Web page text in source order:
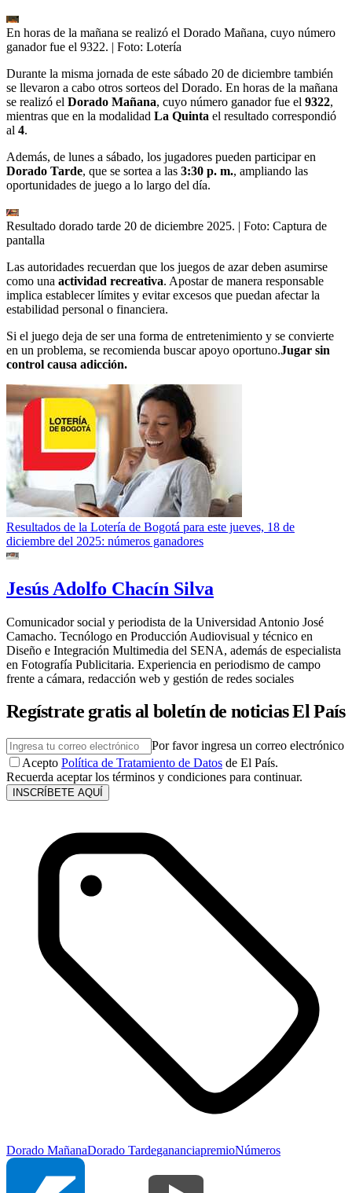
En horas de la mañana se realizó el Dorado Mañana, cuyo número
ganador fue el 9322. | Foto: Lotería
Durante la misma jornada de este sábado 20 de diciembre también
se llevaron a cabo otros sorteos del Dorado. En horas de la mañana
se realizó el Dorado Mañana, cuyo número ganador fue el 9322,
mientras que en la modalidad La Quinta el resultado correspondió
al 4.
Además, de lunes a sábado, los jugadores pueden participar en
Dorado Tarde, que se sortea a las 3:30 p. m., ampliando las
oportunidades de juego a lo largo del día.
Resultado dorado tarde 20 de diciembre 2025. | Foto: Captura de
pantalla
Las autoridades recuerdan que los juegos de azar deben asumirse
como una actividad recreativa. Apostar de manera responsable
implica establecer límites y evitar excesos que puedan afectar la
estabilidad personal o financiera.
Si el juego deja de ser una forma de entretenimiento y se convierte
en un problema, se recomienda buscar apoyo oportuno.Jugar sin
control causa adicción.
Resultados de la Lotería de Bogotá para este jueves, 18 de
diciembre del 2025: números ganadores
Jesús Adolfo Chacín Silva
Comunicador social y periodista de la Universidad Antonio José
Camacho. Tecnólogo en Producción Audiovisual y técnico en
Diseño e Integración Multimedia del SENA, además de especialista
en Fotografía Publicitaria. Experiencia en periodismo de campo
frente a cámara, redacción web y gestión de redes sociales
Regístrate gratis al boletín de noticias El País
Por favor ingresa un correo electrónico
Acepto Política de Tratamiento de Datos de El País.
Recuerda aceptar los términos y condiciones para continuar.
INSCRÍBETE AQUÍ
Dorado MañanaDorado TardegananciapremioNúmeros